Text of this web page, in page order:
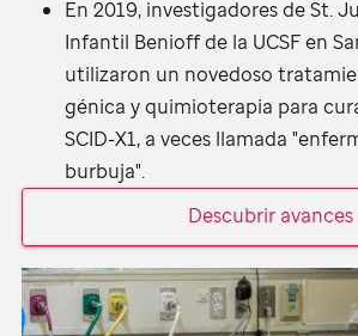
En 2019, investigadores deSt.
Infantil Benioff de la UCSF en
utilizaron un novedoso
génica y quimioterapia para
SCID-X1, a veces llamada
burbuja".
Descubrir avances